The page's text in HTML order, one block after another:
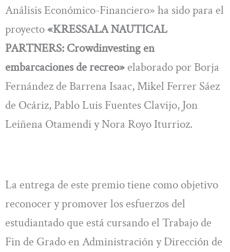
Análisis Económico-Financiero» ha sido para el
proyecto«KRESSALA NAUTICAL
PARTNERS: Crowdinvesting en
embarcaciones de recreo» elaborado por Borja
Fernández de Barrena Isaac, Mikel Ferrer Sáez
de Ocáriz, Pablo Luis Fuentes Clavijo, Jon
Leiñena Otamendi y Nora Royo Iturrioz.
La entrega de este premio tiene como objetivo
reconocer y promover los esfuerzos del
estudiantado que está cursando el Trabajo de
Fin de Grado en Administración y Dirección de